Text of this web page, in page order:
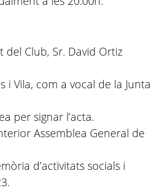
del Club, Sr. David Ortiz
i Vila, com a vocal de la Junta
per signar l’acta.
Assemblea General de
d’activitats socials i